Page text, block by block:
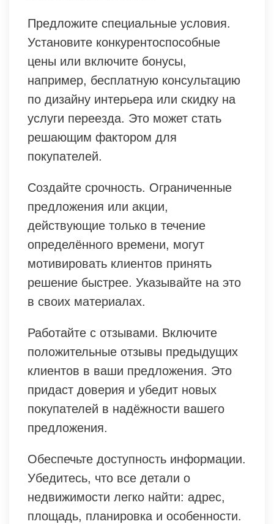
Предложите специальные условия.
Установите конкурентоспособные
цены или включите бонусы,
например, бесплатную консультацию
по дизайну интерьера или скидку на
услуги переезда. Это может стать
решающим фактором для
покупателей.
Создайте срочность. Ограниченные
предложения или акции,
действующие только в течение
определённого времени, могут
мотивировать клиентов принять
решение быстрее. Указывайте на это
в своих материалах.
Работайте с отзывами. Включите
положительные отзывы предыдущих
клиентов в ваши предложения. Это
придаст доверия и убедит новых
покупателей в надёжности вашего
предложения.
Обеспечьте доступность информации.
Убедитесь, что все детали о
недвижимости легко найти: адрес,
площадь, планировка и особенности.